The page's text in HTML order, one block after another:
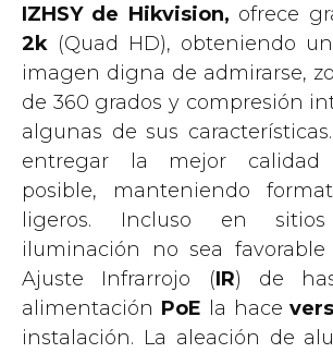
IZHSY de Hikvision, ofrece
2k (Quad HD), obteniendo
imagen digna de admirarse,
de 360 grados y compresión
algunas de sus
entregar la mejor
posible, manteniendo
ligeros. Incluso en
iluminación no sea
Ajuste Infrarrojo (IR) de
alimentación PoE la hace
instalación. La aleación de